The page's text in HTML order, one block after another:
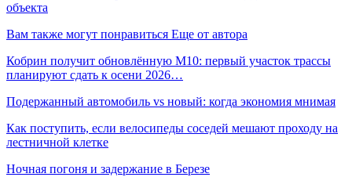
объекта
Вам также могут понравиться Еще от автора
Кобрин получит обновлённую М10: первый участок трассы
планируют сдать к осени 2026…
Подержанный автомобиль vs новый: когда экономия мнимая
Как поступить, если велосипеды соседей мешают проходу на
лестничной клетке
Ночная погоня и задержание в Березе